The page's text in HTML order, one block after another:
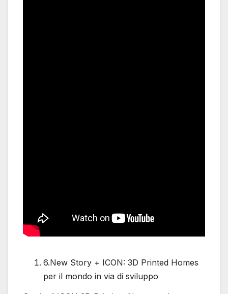
6.New Story + ICON: 3D Printed Homes
per il mondo in via di sviluppo